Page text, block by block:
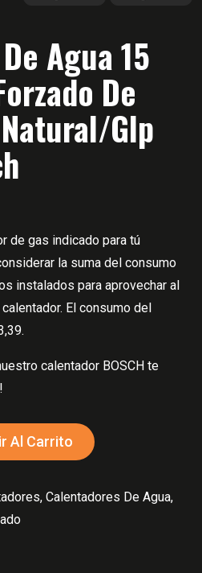
Agua 15
De
Glp
de gas indicado para tú
la suma del consumo
instalados para aprovechar al
El consumo del
calentador BOSCH te
Al Carrito
, Calentadores De Agua,